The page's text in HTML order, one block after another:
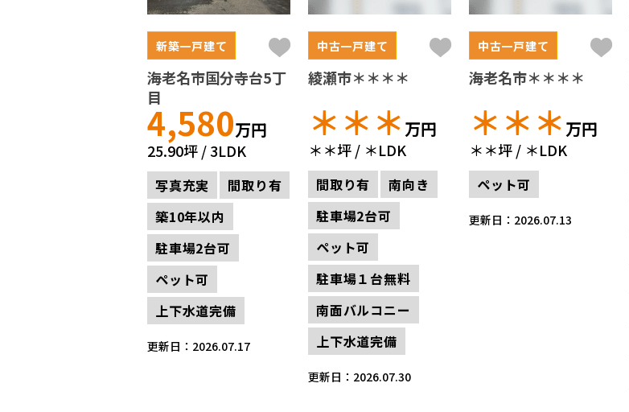
新築一戸建て
海老名市国分寺台5丁
目
4,580万円
25.90坪 3LDK
写真充実
間取り有
築10年以内
駐車場2台可
ペット可
上下水道完備
更新日：2026.07.17
中古一戸建て
綾瀬市＊＊＊＊
＊＊＊ 万円
＊＊坪 ＊LDK
間取り有
南向き
駐車場2台可
ペット可
駐車場１台無料
南面バルコニー
上下水道完備
更新日：2026.07.30
中古一戸建て
海老名市＊＊＊＊
＊＊＊ 万円
＊＊坪 ＊LDK
ペット可
更新日：2026.07.13